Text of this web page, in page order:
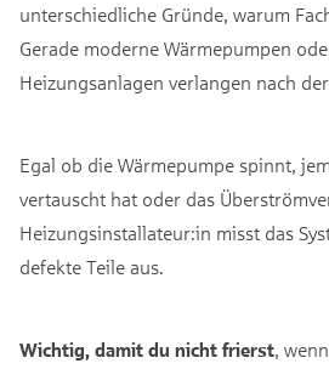
unterschiedliche Gründe, warum
Gerade moderne Wärmepumpen
Heizungsanlagen verlangen nach
Egal ob die Wärmepumpe spinnt,
vertauscht hat oder das
Heizungsinstallateur:in misst das
defekte Teile aus.
Wichtig, damit du nicht frierst ,